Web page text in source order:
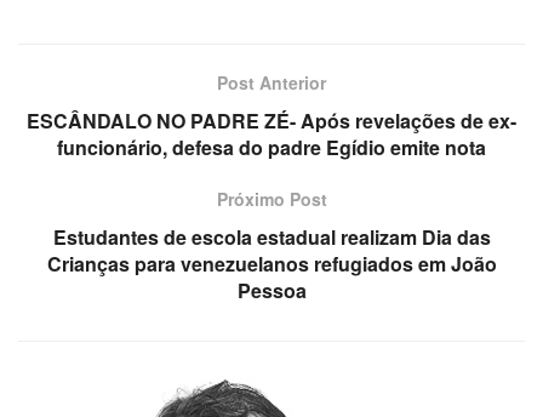
Post Anterior
ESCÂNDALO NO PADRE ZÉ- Após revelações de ex-
funcionário, defesa do padre Egídio emite nota
Próximo Post
Estudantes de escola estadual realizam Dia das
Crianças para venezuelanos refugiados em João
Pessoa